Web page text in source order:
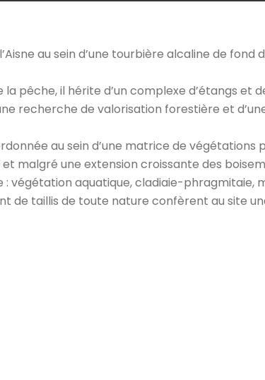
au sein d’une tourbière alcaline de
pêche, il hérite d’un complexe d’étangs et
recherche de valorisation forestière et
au sein d’une matrice de
malgré une extension croissante des
végétation aquatique, cladiaie-phragmitaie,
de taillis de toute nature confèrent au site